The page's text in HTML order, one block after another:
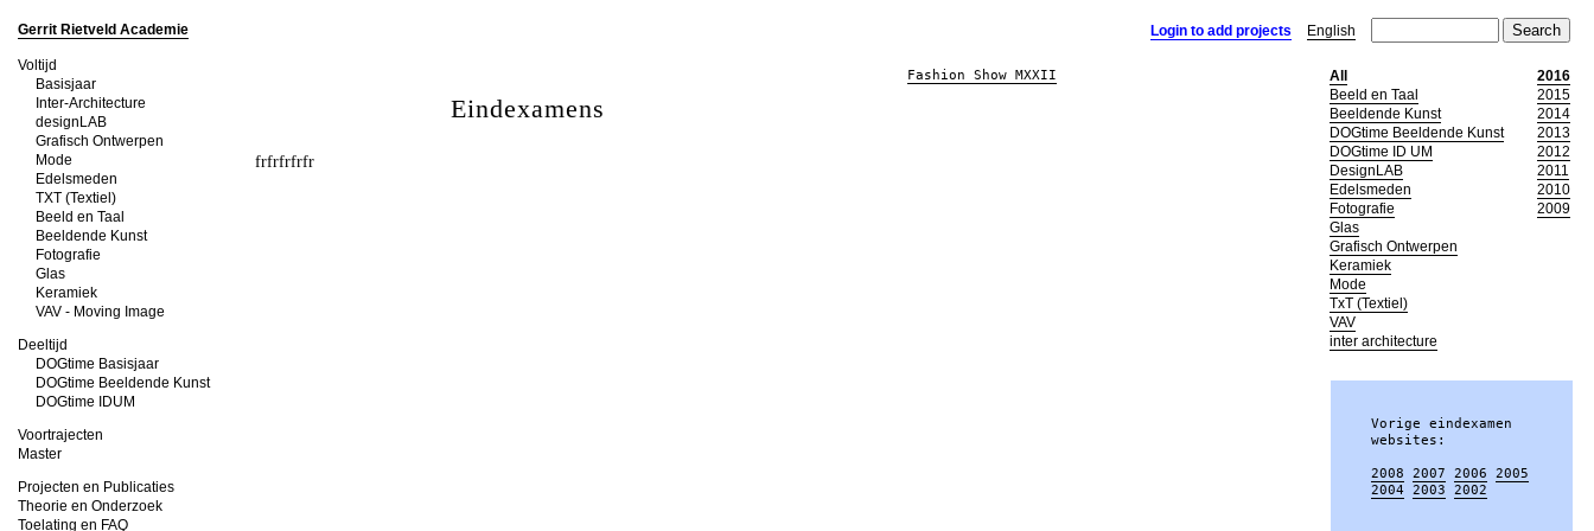
Gerrit Rietveld Academie
Voltijd
Basisjaar
Inter-Architecture
designLAB
Grafisch Ontwerpen
Mode
Edelsmeden
TXT (Textiel)
Beeld en Taal
Beeldende Kunst
Fotografie
Glas
Keramiek
VAV - Moving Image
Deeltijd
DOGtime Basisjaar
DOGtime Beeldende Kunst
DOGtime IDUM
Voortrajecten
Master
Projecten en Publicaties
Theorie en Onderzoek
Toelating en FAQ
Login to add projects English
2016
2015
2014
2013
2012
2011
2010
2009
All
Beeld en Taal
Beeldende Kunst
DOGtime Beeldende Kunst
DOGtime ID UM
DesignLAB
Edelsmeden
Fotografie
Glas
Grafisch Ontwerpen
Keramiek
Mode
TxT (Textiel)
VAV
inter architecture
Vorige eindexamen
websites:
2008 2007 2006
2005
2004 2003 2002
Fashion Show MXXII
Eindexamens
frfrfrfrfr